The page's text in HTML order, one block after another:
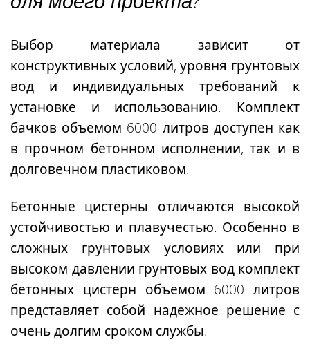
Выбор материала зависит от
конструктивных условий, уровня грунтовых
вод и индивидуальных требований к
установке и использованию. Комплект
бачков объемом 6000 литров доступен как
в прочном бетонном исполнении, так и в
долговечном пластиковом.
Бетонные цистерны отличаются высокой
устойчивостью и плавучестью. Особенно в
сложных грунтовых условиях или при
высоком давлении грунтовых водкомплект
бетонных цистерн объемом 6000 литров
представляет собой надежное решение с
очень долгим сроком службы.